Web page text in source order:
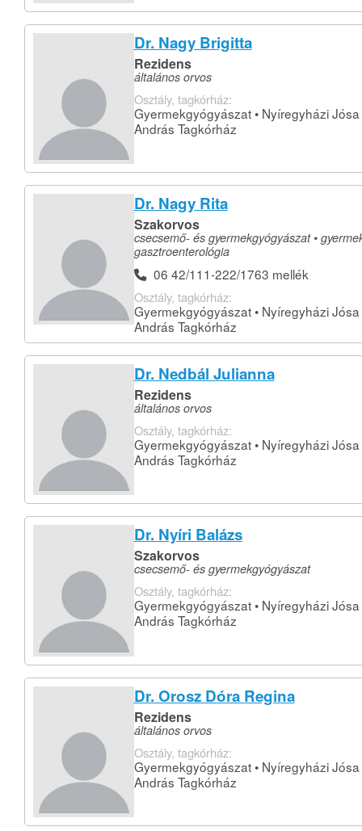
Dr. Nagy Brigitta
Rezidens
általános orvos
Osztály, tagkórház:
Gyermekgyógyászat • Nyíregyházi Jósa
András Tagkórház
Dr. Nagy Rita
Szakorvos
csecsemő- és gyermekgyógyászat •
gasztroenterológia
06 42/111-222/1763 mellék
Osztály, tagkórház:
Gyermekgyógyászat • Nyíregyházi Jósa
András Tagkórház
Dr. Nedbál Julianna
Rezidens
általános orvos
Osztály, tagkórház:
Gyermekgyógyászat • Nyíregyházi Jósa
András Tagkórház
Dr. Nyíri Balázs
Szakorvos
csecsemő- és gyermekgyógyászat
Osztály, tagkórház:
Gyermekgyógyászat • Nyíregyházi Jósa
András Tagkórház
Dr. Orosz Dóra Regina
Rezidens
általános orvos
Osztály, tagkórház:
Gyermekgyógyászat • Nyíregyházi Jósa
András Tagkórház